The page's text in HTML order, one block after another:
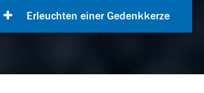
Erleuchten einer Gedenkkerze